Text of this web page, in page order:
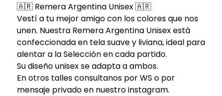
🇦🇷 Remera Argentina Unisex 🇦🇷
Vestí a tu mejor amigo con los colores que nos
unen. Nuestra Remera Argentina Unisex está
confeccionada en tela suave y liviana, ideal para
alentar a la Selección en cada partido.
Su diseño unisex se adapta a ambos.
En otros talles consultanos por WS o por
mensaje privado en nuestro instagram.